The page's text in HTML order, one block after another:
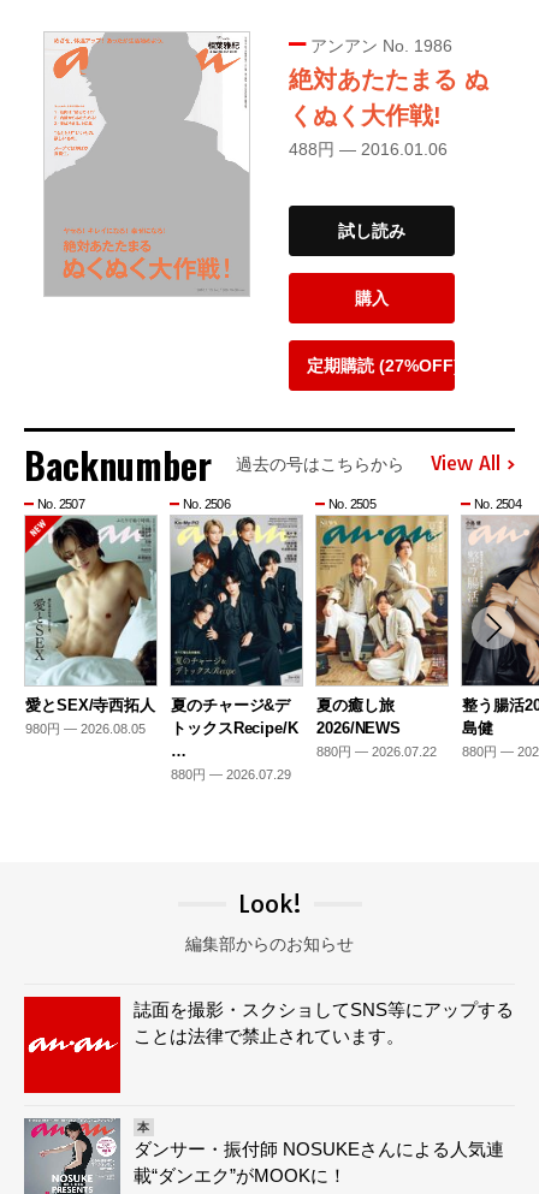
アンアン No. 1986
絶対あたたまる ぬ
くぬく大作戦!
488円 — 2016.01.06
試し読み
購入
定期購読 (27%OFF)
Backnumber 過去の号はこちらから View All
No. 2507
愛とSEX/寺西拓人
980円 — 2026.08.05
No. 2506
夏のチャージ&デ
トックスRecipe/K
…
880円 — 2026.07.29
No. 2505
夏の癒し旅
2026/NEWS
880円 — 2026.07.22
No. 2504
整う腸活
島健
880円 —
Look!
編集部からのお知らせ
誌面を撮影・スクショしてSNS等にアップする
ことは法律で禁止されています。
本
ダンサー・振付師 NOSUKEさんによる人気連
載“ダンエク”がMOOKに！